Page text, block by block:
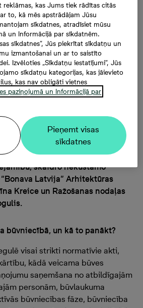
ka mūsdienu arhitektūras
teiksim, no jūgendstila vai
priekšrakstiem, kad dzīvojamās
šķietami daudz
ar unikālām, mākslas darbu
Mūsdienu jaunajos projektos
un tīras formas,
un skulpturālus rotājumus te
– daudzu cilvēku ieskatā lielākā
daudzdzīvokļu ēku ir ja ne
gadījumā ļoti līdzīgas. Kāpēc
un atkārtojamība būvniecībā
un kā tā veicina ilgtspēju un
skaidro nekustamo
Latvija” Arhitektūras
Kreice un Ražošanas nodaļas
būvniecībā, un kā to panākt?
visai strikti normatīvie akti,
kādā veicama būves
saņemšana no atbildīgajām
personām, būvlaukuma
būvniecības fāze, būvniecība
reklāmas, kas Jums tiek rādītas citās
to, kā mēs apstrādājam Jūsu
sīkdatnes, atradīsiet mūsu
un Informācijā par sīkdatnēm.
sīkdatnes”, Jūs piekrītat sīkdatņu un
izmantošanai un ar to saistīto
Izvēloties „Sīkdatņu iestatījumi”, Jūs
sīkdatņu kategorijas, kas jāievieto
kas nav obligāti vietnes
paziņojumā un Informācijā par
Pieņemt visas
sīkdatnes